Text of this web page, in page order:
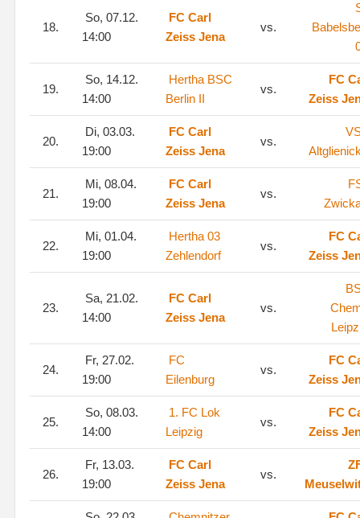
18.
So, 07.12.
14:00
FC Carl
Zeiss Jena
vs.
19.
So, 14.12.
14:00
Hertha BSC
Berlin II
vs.
FC
Zeiss
20.
Di, 03.03.
19:00
FC Carl
Zeiss Jena
vs.
21.
Mi, 08.04.
19:00
FC Carl
Zeiss Jena
vs.
22.
Mi, 01.04.
19:00
Hertha 03
Zehlendorf
vs.
FC
Zeiss
23.
Sa, 21.02.
14:00
FC Carl
Zeiss Jena
vs.
24.
Fr, 27.02.
19:00
FC
Eilenburg
vs.
FC
Zeiss
25.
So, 08.03.
14:00
1. FC Lok
Leipzig
vs.
FC
Zeiss
26.
Fr, 13.03.
19:00
FC Carl
Zeiss Jena
vs.